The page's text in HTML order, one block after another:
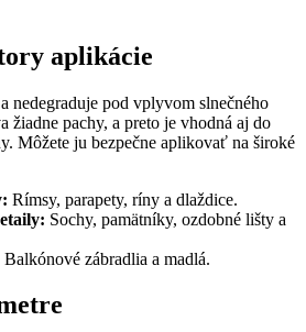
aplikácie
nedegraduje pod vplyvom slnečného
žiadne pachy, a preto je vhodná aj do
Môžete ju bezpečne aplikovať na široké
Rímsy, parapety, ríny a dlaždice.
Sochy, pamätníky, ozdobné lišty a
Balkónové zábradlia a madlá.